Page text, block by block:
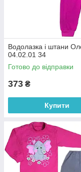
4
Всі
Водолазка і штани
04.02.01 34
Готово до відправки
373 ₴
Купити